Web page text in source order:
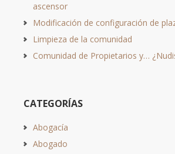
ascensor
Modificación de configuración de
Limpieza de la comunidad
Comunidad de Propietarios y…
CATEGORÍAS
Abogacía
Abogado